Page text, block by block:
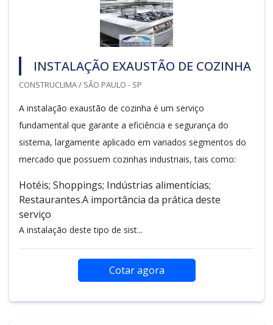
INSTALAÇÃO EXAUSTÃO DE COZINHA
CONSTRUCLIMA / SÃO PAULO - SP
A instalação exaustão de cozinha é um serviço
fundamental que garante a eficiência e segurança do
sistema, largamente aplicado em variados segmentos do
mercado que possuem cozinhas industriais, tais como:
Hotéis; Shoppings; Indústrias alimentícias;
Restaurantes.A importância da prática deste
serviço
A instalação deste tipo de sist...
Cotar agora